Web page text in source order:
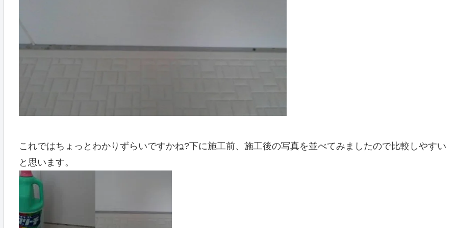
これではちょっとわかりずらいですかね?下に施工前、施工後の写真を並べてみましたので比較しやすい
と思います。